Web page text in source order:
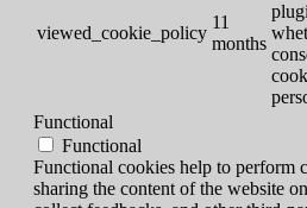
viewed_cookie_policy
11
months
Functional
Functional
Functional cookies help to perform
sharing the content of the website